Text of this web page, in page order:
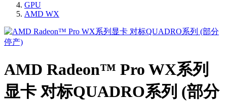
GPU
AMD WX
AMD Radeon™ Pro WX系列
显卡 对标QUADRO系列 (部分